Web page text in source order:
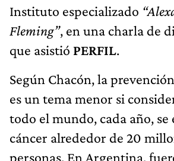
Instituto especializado
Fleming”, en una charla de
que asistió PERFIL.
Según Chacón, la
es un tema menor si
todo el mundo, cada año, se
cáncer alrededor de 20
personas. En Argentina,